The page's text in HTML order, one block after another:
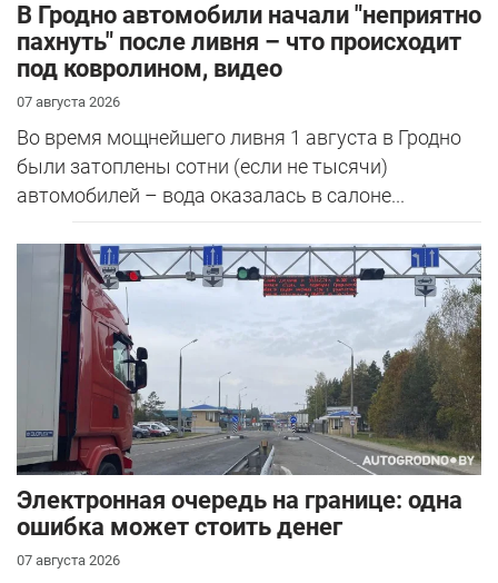
В Гродно автомобили начали "неприятно
пахнуть" после ливня – что происходит
под ковролином, видео
07 августа 2026
Во время мощнейшего ливня 1 августа в Гродно
были затоплены сотни (если не тысячи)
автомобилей – вода оказалась в салоне...
Электронная очередь на границе: одна
ошибка может стоить денег
07 августа 2026